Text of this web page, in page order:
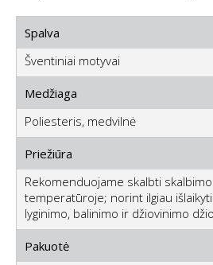
Spalva
Šventiniai motyvai
Medžiaga
Poliesteris, medvilnė
Priežiūra
Rekomenduojame skalbti
temperatūroje; norint ilgiau
lyginimo, balinimo ir džiovinimo
Pakuotė